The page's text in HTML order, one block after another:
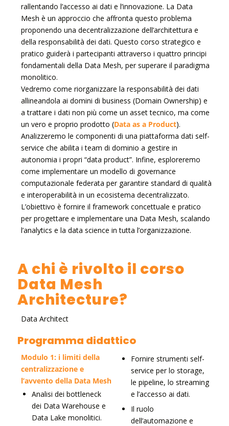
rallentando l’accesso ai dati e l’innovazione. La Data
Mesh è un approccio che affronta questo problema
proponendo una decentralizzazione dell’architettura e
della responsabilità dei dati. Questo corso strategico e
pratico guiderà i partecipanti attraverso i quattro principi
fondamentali della Data Mesh, per superare il paradigma
monolitico.
Vedremo come riorganizzare la responsabilità dei dati
allineandola ai domini di business (Domain Ownership) e
a trattare i dati non più come un asset tecnico, ma come
un vero e proprio prodotto (Data as a Product).
Analizzeremo le componenti di una piattaforma dati self-
service che abilita i team di dominio a gestire in
autonomia i propri “data product”. Infine, esploreremo
come implementare un modello di governance
computazionale federata per garantire standard di qualità
e interoperabilità in un ecosistema decentralizzato.
L’obiettivo è fornire il framework concettuale e pratico
per progettare e implementare una Data Mesh, scalando
l’analytics e la data science in tutta l’organizzazione.
A chi è rivolto il corso
Data Mesh
Architecture?
Data Architect
Programma didattico
Modulo 1: i limiti della
centralizzazione e
l’avvento della Data Mesh
Analisi dei bottleneck
dei Data Warehouse e
Data Lake monolitici.
Fornire strumenti self-
service per lo storage,
le pipeline, lo streaming
e l’accesso ai dati.
Il ruolo
dell’automazione e